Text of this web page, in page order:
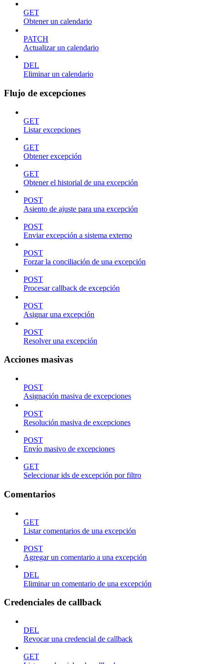
GET
Obtener un calendario
PATCH
Actualizar un calendario
DEL
Eliminar un calendario
Flujo de excepciones
GET
Listar excepciones
GET
Obtener excepción
GET
Obtener el historial de una excepción
POST
Asiento de ajuste para una excepción
POST
Enviar excepción a sistema externo
POST
Forzar la conciliación de una excepción
POST
Procesar callback de excepción
POST
Asignar una excepción
POST
Resolver una excepción
Acciones masivas
POST
Asignación masiva de excepciones
POST
Resolución masiva de excepciones
POST
Envío masivo de excepciones
GET
Seleccionar ids de excepción por filtro
Comentarios
GET
Listar comentarios de una excepción
POST
Agregar un comentario a una excepción
DEL
Eliminar un comentario de una excepción
Credenciales de callback
DEL
Revocar una credencial de callback
GET